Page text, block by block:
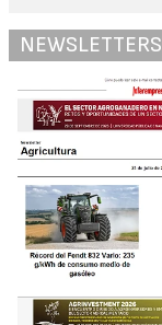
NEWSLETTERS